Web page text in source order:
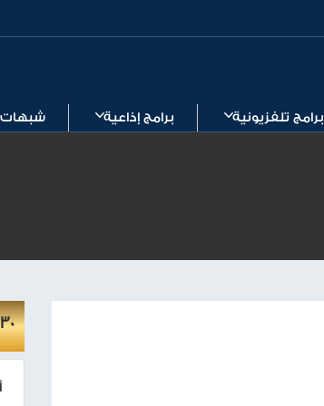
برامج تلفزيونية برامج إذاعية شبهات
30 حلقة اذاعية عن الاعجاز العلمى